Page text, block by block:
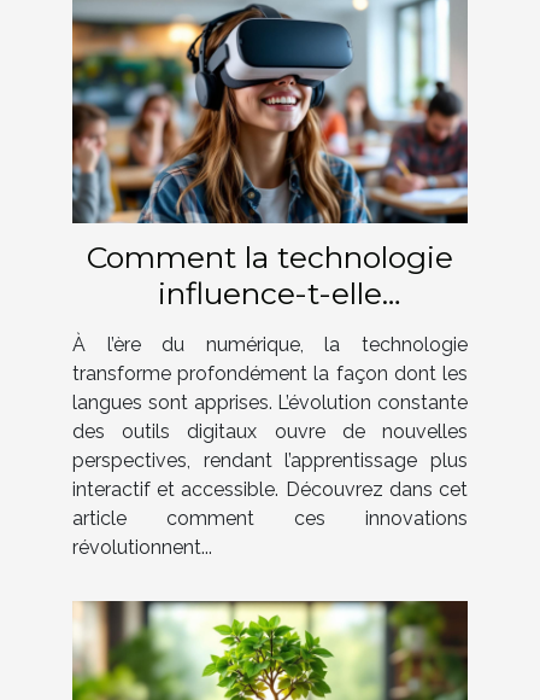
Comment la technologie
influence-t-elle
l'apprentissage des
langues ?
À l’ère du numérique, la technologie
transforme profondément la façon dont les
langues sont apprises. L’évolution constante
des outils digitaux ouvre de nouvelles
perspectives, rendant l’apprentissage plus
interactif et accessible. Découvrez dans cet
article comment ces innovations
révolutionnent...